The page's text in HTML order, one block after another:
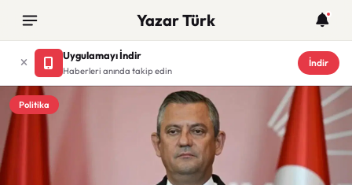
Yazar Türk
Uygulamayı İndir
Haberleri anında takip edin
İndir
Politika